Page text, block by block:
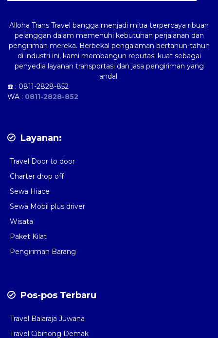
Alloha Trans Travel bangga menjadi mitra terpercaya ribuan
pelanggan dalam memenuhi kebutuhan perjalanan dan
pengiriman mereka. Berbekal pengalaman bertahun-tahun
di industri ini, kami membangun reputasi kuat sebagai
penyedia layanan transportasi dan jasa pengiriman yang
andal.
☎️ : 0811-2828-852
WA : 0811-2828-852
Layanan:
Travel Door to door
Charter drop off
Sewa Hiace
Sewa Mobil plus driver
Wisata
Paket Kilat
Pengiriman Barang
Pos-pos Terbaru
Travel Balaraja Juwana
Travel Cibinong Demak